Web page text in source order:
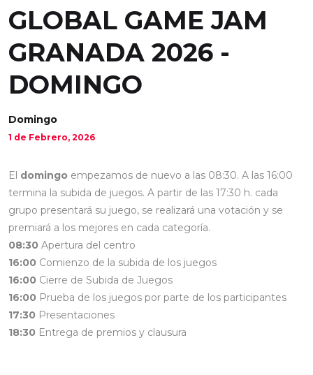
GLOBAL GAME JAM
GRANADA 2026 -
DOMINGO
Domingo
1 de Febrero, 2026
El domingo empezamos de nuevo a las 08:30. A las 16:00
termina la subida de juegos. A partir de las 17:30 h. cada
grupo presentará su juego, se realizará una votación y se
premiará a los mejores en cada categoría.
08:30 Apertura del centro
16:00 Comienzo de la subida de los juegos
16:00 Cierre de Subida de Juegos
16:00 Prueba de los juegos por parte de los participantes
17:30 Presentaciones
18:30 Entrega de premios y clausura